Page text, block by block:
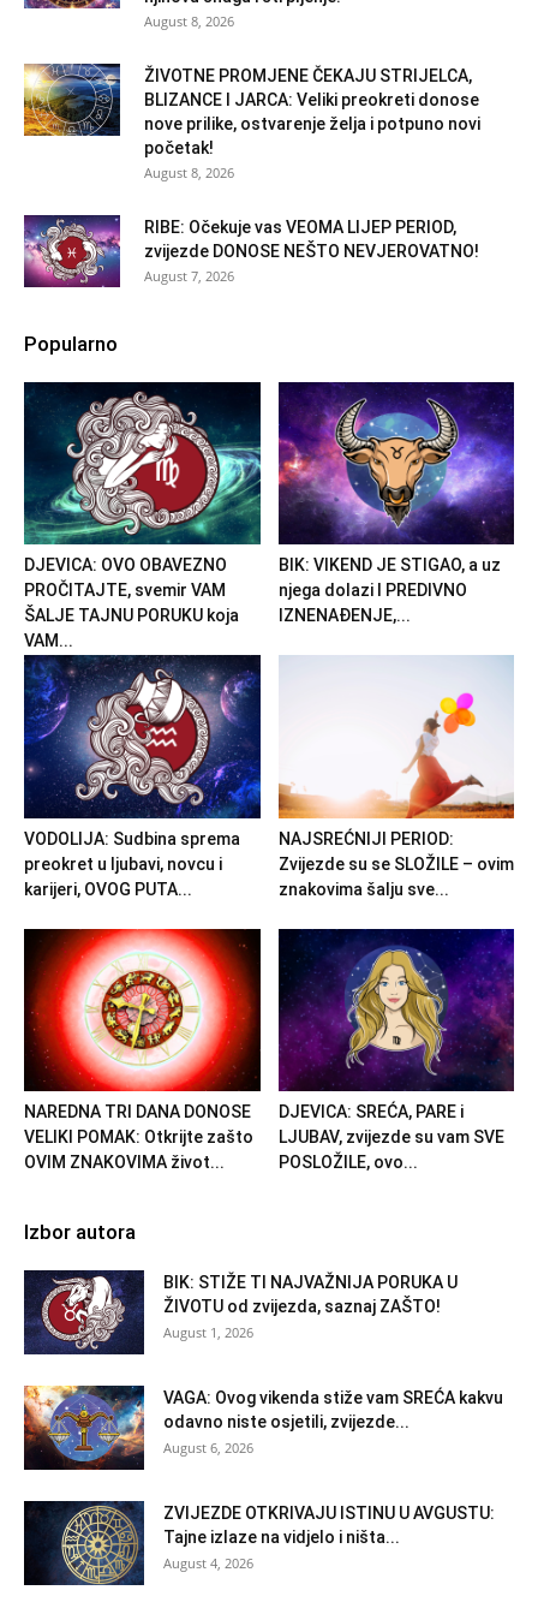
August 8, 2026
ŽIVOTNE PROMJENE ČEKAJU STRIJELCA,
BLIZANCE I JARCA: Veliki preokreti donose
nove prilike, ostvarenje želja i potpuno novi
početak!
August 8, 2026
RIBE: Očekuje vas VEOMA LIJEP PERIOD,
zvijezde DONOSE NEŠTO NEVJEROVATNO!
August 7, 2026
Popularno
DJEVICA: OVO OBAVEZNO
PROČITAJTE, svemir VAM
ŠALJE TAJNU PORUKU koja
VAM...
BIK: VIKEND JE STIGAO, a uz
njega dolazi I PREDIVNO
IZNENAĐENJE,...
VODOLIJA: Sudbina sprema
preokret u ljubavi, novcu i
karijeri, OVOG PUTA...
NAJSREĆNIJI PERIOD:
Zvijezde su se SLOŽILE – ovim
znakovima šalju sve...
NAREDNA TRI DANA DONOSE
VELIKI POMAK: Otkrijte zašto
OVIM ZNAKOVIMA život...
DJEVICA: SREĆA, PARE i
LJUBAV, zvijezde su vam SVE
POSLOŽILE, ovo...
Izbor autora
BIK: STIŽE TI NAJVAŽNIJA PORUKA U
ŽIVOTU od zvijezda, saznaj ZAŠTO!
August 1, 2026
VAGA: Ovog vikenda stiže vam SREĆA kakvu
odavno niste osjetili, zvijezde...
August 6, 2026
ZVIJEZDE OTKRIVAJU ISTINU U AVGUSTU:
Tajne izlaze na vidjelo i ništa...
August 4, 2026